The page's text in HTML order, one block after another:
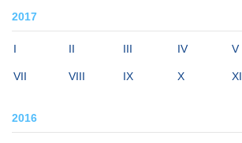
2017
I II III IV V
VII VIII IX X XI
2016